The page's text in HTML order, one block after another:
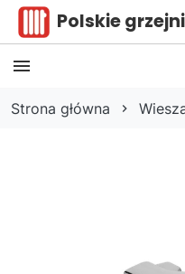
Polskie
Strona główna